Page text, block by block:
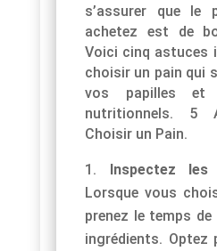
s’assurer que le
achetez est de
Voici cinq astuces
choisir un pain qui
vos papilles et
nutritionnels. 5
Choisir un Pain.
Inspectez les
Lorsque vous
prenez le temps
ingrédients. Optez